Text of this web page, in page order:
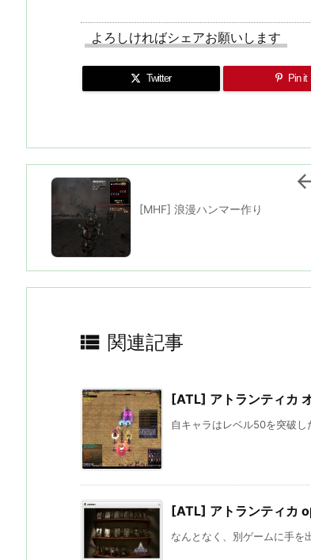
よろしければシェアお願いします
Twitter Pin it
[MHF] 浪漫ハンマー作り
 関連記事
[ATL] アトランティカ
自キャラはレベル50を突破
[ATL] アトランティカ
なんとなく、別ゲームに手を